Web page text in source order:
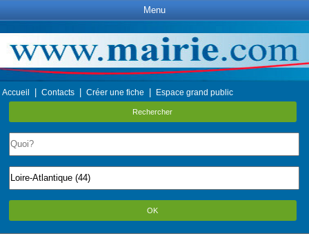
Menu
Accueil Contacts Créer une fiche Espace grand public
Rechercher
OK